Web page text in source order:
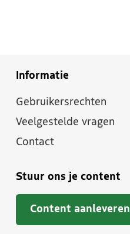
Informatie
Gebruikersrechten
Veelgestelde vragen
Contact
Stuur ons je content
Content aanleveren